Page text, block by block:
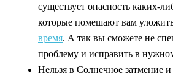
существует опасность каких-
которые помешают вам
время. А так вы сможете не
проблему и исправить в
Нельзя в Солнечное затмение